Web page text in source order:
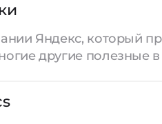
Яндекс, который
другие полезные